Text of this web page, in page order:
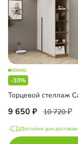
-10%
9 650 10 720
Доступно для доставки